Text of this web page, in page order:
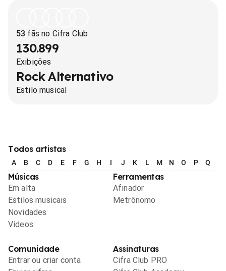
53 fãs no Cifra Club
130.899
Exibições
Rock Alternativo
Estilo musical
Todos artistas
A B C D E F G H I J K L M N O P Q
Músicas
Em alta
Estilos musicais
Novidades
Videos
Ferramentas
Afinador
Metrônomo
Comunidade
Entrar ou criar conta
Assinaturas
Cifra Club PRO